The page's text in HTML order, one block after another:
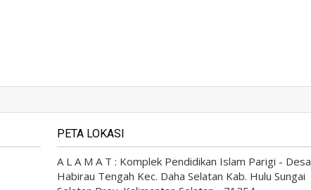
PETA LOKASI
A L A M A T : Komplek Pendidikan Islam Parigi - Desa
Habirau Tengah Kec. Daha Selatan Kab. Hulu Sungai